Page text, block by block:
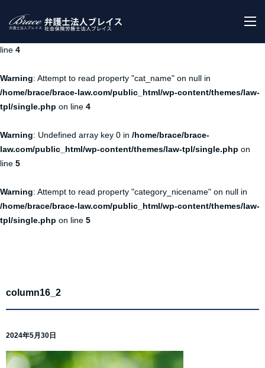
Warning: Undefined array key 0 in
line 4
Warning: Attempt to read property "cat_name" on null in
/home/brace/brace-law.com/public_html/wp-content/themes/law-
tpl/single.php on line 4
Warning: Undefined array key 0 in /home/brace/brace-
law.com/public_html/wp-content/themes/law-tpl/single.php on
line 5
Warning: Attempt to read property "category_nicename" on null in
/home/brace/brace-law.com/public_html/wp-content/themes/law-
tpl/single.php on line 5
column16_2
2024年5月30日